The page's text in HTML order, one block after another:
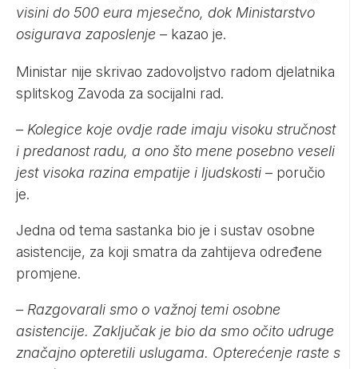
visini do 500 eura mjesečno, dok Ministarstvo
osigurava zaposlenje – kazao je.
Ministar nije skrivao zadovoljstvo radom djelatnika
splitskog Zavoda za socijalni rad.
– Kolegice koje ovdje rade imaju visoku stručnost
i predanost radu, a ono što mene posebno veseli
jest visoka razina empatije i ljudskosti – poručio
je.
Jedna od tema sastanka bio je i sustav osobne
asistencije, za koji smatra da zahtijeva određene
promjene.
– Razgovarali smo o važnoj temi osobne
asistencije. Zaključak je bio da smo očito udruge
značajno opteretili uslugama. Opterećenje raste s